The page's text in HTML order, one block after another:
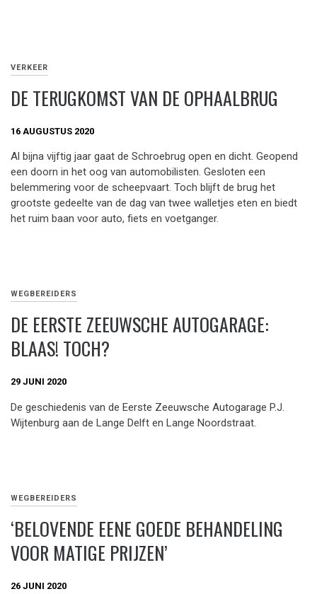
VERKEER
DE TERUGKOMST VAN DE OPHAALBRUG
16 AUGUSTUS 2020
Al bijna vijftig jaar gaat de Schroebrug open en dicht. Geopend
een doorn in het oog van automobilisten. Gesloten een
belemmering voor de scheepvaart. Toch blijft de brug het
grootste gedeelte van de dag van twee walletjes eten en biedt
het ruim baan voor auto, fiets en voetganger.
WEGBEREIDERS
DE EERSTE ZEEUWSCHE AUTOGARAGE:
BLAAS! TOCH?
29 JUNI 2020
De geschiedenis van de Eerste Zeeuwsche Autogarage P.J.
Wijtenburg aan de Lange Delft en Lange Noordstraat.
WEGBEREIDERS
‘BELOVENDE EENE GOEDE BEHANDELING
VOOR MATIGE PRIJZEN’
26 JUNI 2020